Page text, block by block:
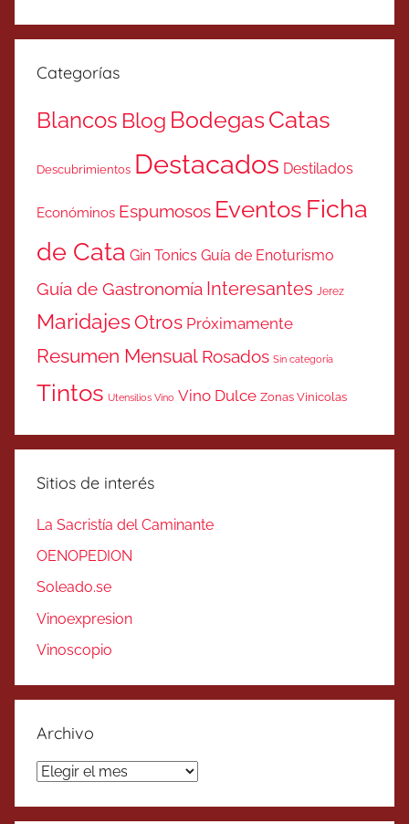
Categorías
Blancos Blog BodegasCatas
Descubrimientos Destacados Destilados
Económinos Espumosos Eventos Ficha
de Cata Gin Tonics Guía de Enoturismo
Guía de Gastronomía Interesantes Jerez
MaridajesOtros Próximamente
Resumen Mensual Rosados Sin categoría
Tintos Utensilios Vino Vino Dulce Zonas Vinicolas
Sitios de interés
La Sacristía del Caminante
OENOPEDION
Soleado.se
Vinoexpresion
Vinoscopio
Archivo
Archivo